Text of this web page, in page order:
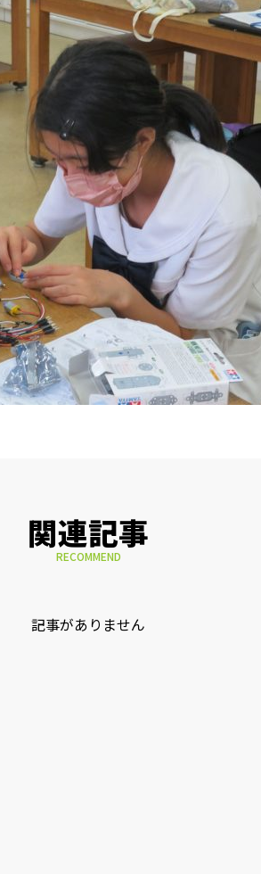
関連記事
RECOMMEND
記事がありません